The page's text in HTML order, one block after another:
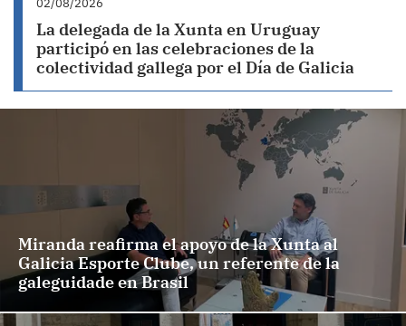
02/08/2026
La delegada de la Xunta en Uruguay
participó en las celebraciones de la
colectividad gallega por el Día de Galicia
Miranda reafirma el apoyo de la Xunta al
Galicia Esporte Clube, un referente de la
galeguidade en Brasil